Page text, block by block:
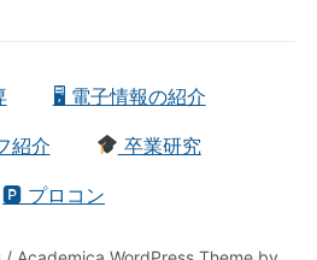
🖥 電子情報の紹介
紹介 卒業研究
🅿 プロコン